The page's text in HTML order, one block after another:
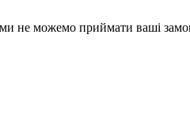
не можемо приймати ваші